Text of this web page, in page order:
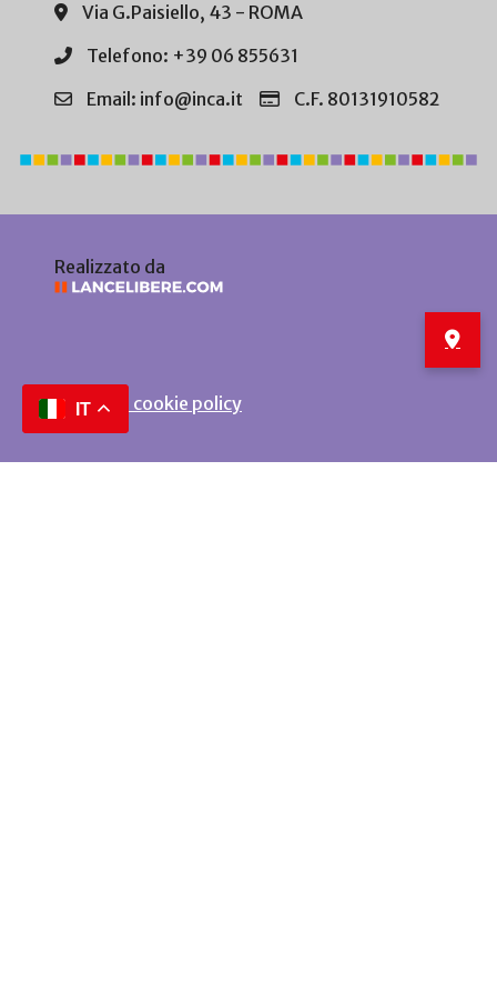
Via G.Paisiello, 43 - ROMA
Telefono: +39 06 855631
Email: info@inca.it
C.F. 80131910582
Realizzato da
Privacy e cookie policy
IT